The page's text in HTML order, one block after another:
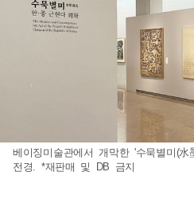
베이징미술관에서 개막한 '수묵별미(
전경. *재판매 및 DB 금지